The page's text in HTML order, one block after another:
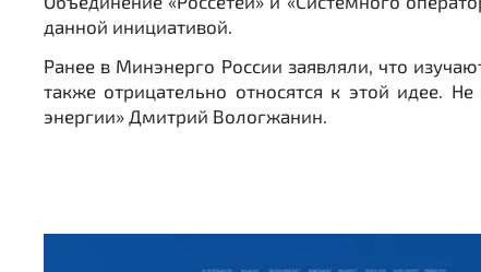
данной инициативой.
Ранее в Минэнерго России заявляли, что
также отрицательно относятся к этой идее.
энергии» Дмитрий Вологжанин.